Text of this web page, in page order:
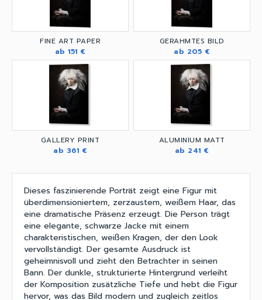
FINE ART PAPER
ab 151 €
GERAHMTES BILD
ab 205 €
GALLERY PRINT
ab 361 €
ALUMINIUM MATT
ab 241 €
Dieses faszinierende Porträt zeigt eine Figur mit
überdimensioniertem, zerzaustem, weißem Haar, das
eine dramatische Präsenz erzeugt. Die Person trägt
eine elegante, schwarze Jacke mit einem
charakteristischen, weißen Kragen, der den Look
vervollständigt. Der gesamte Ausdruck ist
geheimnisvoll und zieht den Betrachter in seinen
Bann. Der dunkle, strukturierte Hintergrund verleiht
der Komposition zusätzliche Tiefe und hebt die Figur
hervor, was das Bild modern und zugleich zeitlos